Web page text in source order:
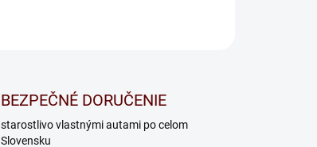
BEZPEČNÉ DORUČENIE
starostlivo vlastnými autami po celom
Slovensku